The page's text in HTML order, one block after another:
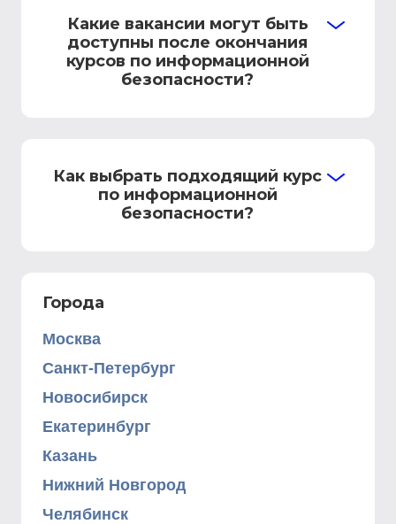
Какие вакансии могут быть
доступны после окончания
курсов по информационной
безопасности?
Как выбрать подходящий курс
по информационной
безопасности?
Города
Москва
Санкт-Петербург
Новосибирск
Екатеринбург
Казань
Нижний Новгород
Челябинск